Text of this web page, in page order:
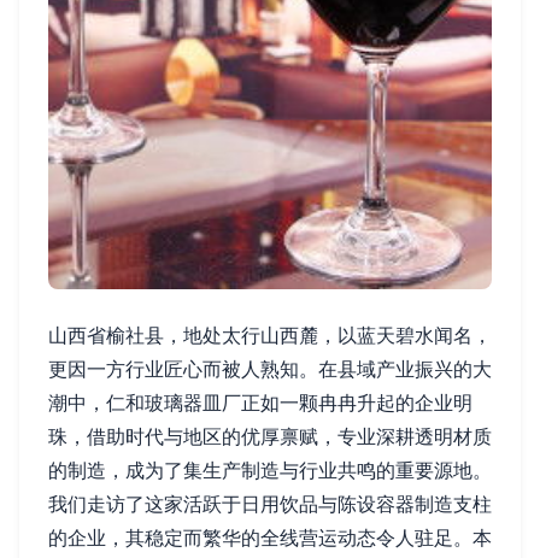
山西省榆社县，地处太行山西麓，以蓝天碧水闻名，
更因一方行业匠心而被人熟知。在县域产业振兴的大
潮中，仁和玻璃器皿厂正如一颗冉冉升起的企业明
珠，借助时代与地区的优厚禀赋，专业深耕透明材质
的制造，成为了集生产制造与行业共鸣的重要源地。
我们走访了这家活跃于日用饮品与陈设容器制造支柱
的企业，其稳定而繁华的全线营运动态令人驻足。本